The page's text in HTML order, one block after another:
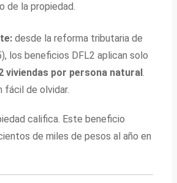
de la propiedad.
desde la reforma tributaria de
los beneficios DFL2 aplican solo
viviendas por persona natural.
fácil de olvidar.
califica. Este beneficio
de miles de pesos al año en